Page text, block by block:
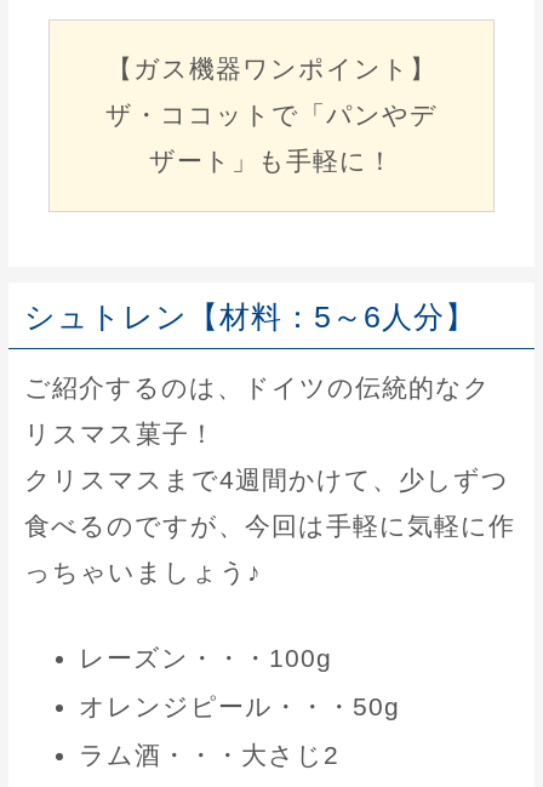
【ガス機器ワンポイント】
ザ・ココットで「パンやデ
ザート」も手軽に！
シュトレン【材料：5～6人分】
ご紹介するのは、ドイツの伝統的なク
リスマス菓子！
クリスマスまで4週間かけて、少しずつ
食べるのですが、今回は手軽に気軽に作
っちゃいましょう♪
レーズン・・・100g
オレンジピール・・・50g
ラム酒・・・大さじ2